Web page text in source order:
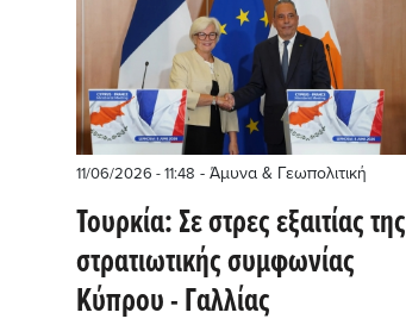
11/06/2026 - 11:48 - Άμυνα & Γεωπολιτική
Τουρκία: Σε στρες εξαιτίας της
στρατιωτικής συμφωνίας
Κύπρου - Γαλλίας